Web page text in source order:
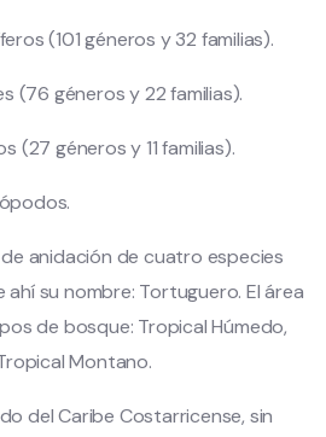
(101 géneros y 32 familias).
(76 géneros y 22 familias).
(27 géneros y 11 familias).
anidación de cuatro especies
su nombre: Tortuguero. El área
de bosque: Tropical Húmedo,
Montano.
del Caribe Costarricense, sin